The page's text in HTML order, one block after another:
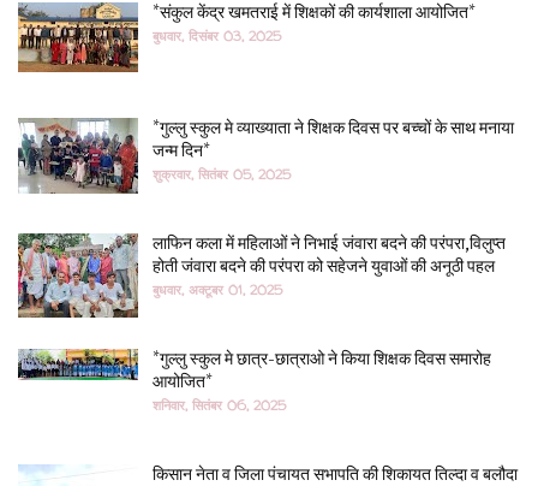
*संकुल केंद्र खमतराई में शिक्षकों की कार्यशाला आयोजित*
बुधवार, दिसंबर 03, 2025
*गुल्लु स्कुल मे व्याख्याता ने शिक्षक दिवस पर बच्चों के साथ मनाया
जन्म दिन*
शुक्रवार, सितंबर 05, 2025
लाफिन कला में महिलाओं ने निभाई जंवारा बदने की परंपरा,विलुप्त
होती जंवारा बदने की परंपरा को सहेजने युवाओं की अनूठी पहल
बुधवार, अक्टूबर 01, 2025
*गुल्लु स्कुल मे छात्र-छात्राओ ने किया शिक्षक दिवस समारोह
आयोजित*
शनिवार, सितंबर 06, 2025
किसान नेता व जिला पंचायत सभापति की शिकायत तिल्दा व बलौदा